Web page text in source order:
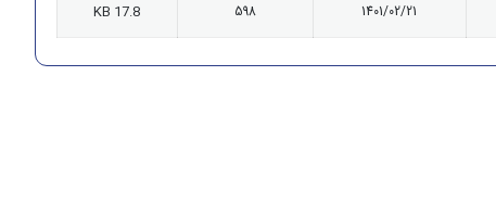
1401/02/21
598
17.8 KB